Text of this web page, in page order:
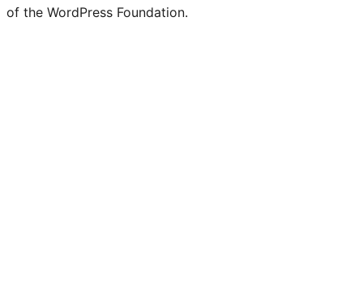
of the WordPress Foundation.